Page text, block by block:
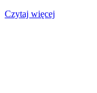
Czytaj więcej